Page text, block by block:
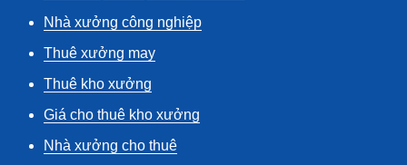
Nhà xưởng công nghiệp
Thuê xưởng may
Thuê kho xưởng
Giá cho thuê kho xưởng
Nhà xưởng cho thuê